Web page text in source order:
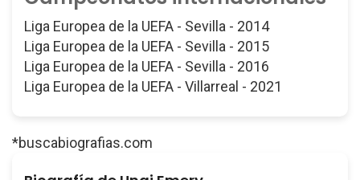
Liga Europea de la UEFA - Sevilla - 2014
Liga Europea de la UEFA - Sevilla - 2015
Liga Europea de la UEFA - Sevilla - 2016
Liga Europea de la UEFA - Villarreal - 2021
*buscabiografias.com